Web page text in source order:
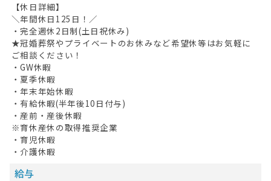
【休日詳細】
＼年間休日125日！／
・完全週休2日制(土日祝休み)
★冠婚葬祭やプライベートのお休みなど希望休等はお気軽に
ご相談ください！
・GW休暇
・夏季休暇
・年末年始休暇
・有給休暇(半年後10日付与)
・産前・産後休暇
※育休産休の取得推奨企業
・育児休暇
・介護休暇
給与